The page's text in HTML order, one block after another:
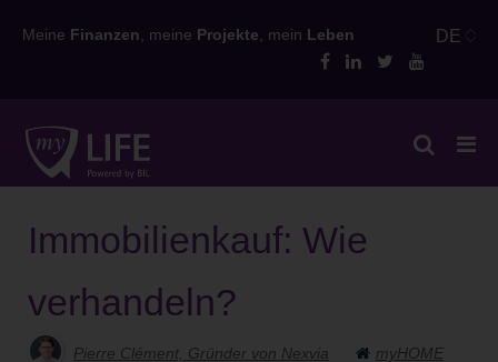
to
Meine Finanzen , meine Projekte , mein Leben DE
Immobilienkauf: Wie
verhandeln?
Pierre Clément, Gründer von Nexvia
myHOME